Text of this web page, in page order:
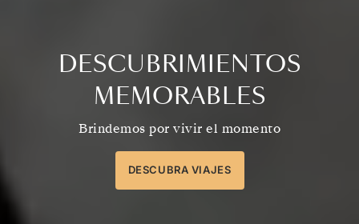
DESCUBRIMIENTOS
MEMORABLES
Brindemos por vivir el momento
DESCUBRA VIAJES